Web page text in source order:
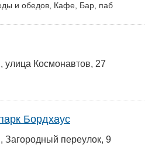
и обедов, Кафе, Бар, паб
улица Космонавтов, 27
Бордхаус
Загородный переулок, 9